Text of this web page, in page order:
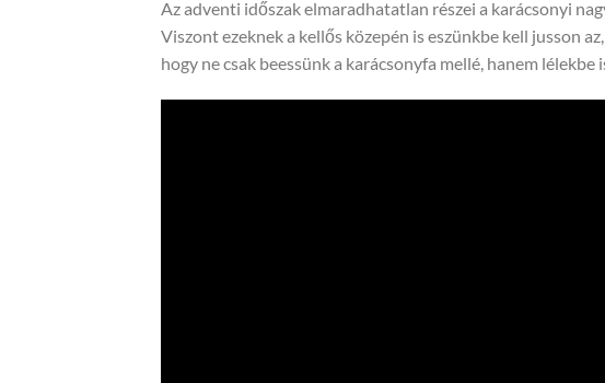
Az adventi időszak elmaradhatatlan részei a karácsonyi
Viszont ezeknek a kellős közepén is eszünkbe kell jusson
hogy ne csak beessünk a karácsonyfa mellé, hanem